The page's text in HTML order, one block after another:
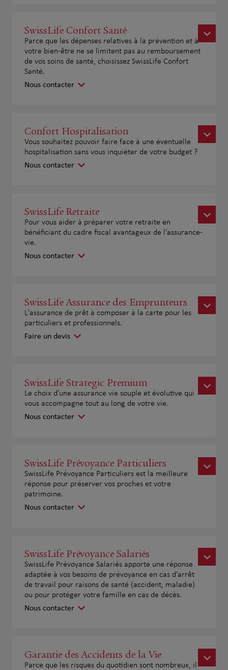
SwissLife Confort Santé
Parce que les dépenses relatives à la prévention et à
votre bien-être ne se limitent pas au remboursement
de vos soins de santé, choisissez SwissLife Confort
Santé.
Nous contacter
Confort Hospitalisation
Vous souhaitez pouvoir faire face à une éventuelle
hospitalisation sans vous inquiéter de votre budget ?
Nous contacter
SwissLife Retraite
Pour vous aider à préparer votre retraite en
bénéficiant du cadre fiscal avantageux de l'assurance-
vie.
Nous contacter
SwissLife Assurance des Emprunteurs
L'assurance de prêt à composer à la carte pour les
particuliers et professionnels.
Faire un devis
SwissLife Strategic Premium
Le choix d'une assurance vie souple et évolutive qui
vous accompagne tout au long de votre vie.
Nous contacter
SwissLife Prévoyance Particuliers
SwissLife Prévoyance Particuliers est la meilleure
réponse pour préserver vos proches et votre
patrimoine.
Nous contacter
SwissLife Prévoyance Salariés
SwissLife Prévoyance Salariés apporte une réponse
adaptée à vos besoins de prévoyance en cas d'arrêt
de travail pour raisons de santé (accident, maladie)
ou pour protéger votre famille en cas de décès.
Nous contacter
Garantie des Accidents de la Vie
Parce que les risques du quotidien sont nombreux, il